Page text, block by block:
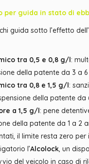
per guida in stato di
guida sotto l’effetto
tra 0,5 e 0,8 g/l:
della patente da 3 a 6
tra 0,8 e 1,5 g/l:
della patente da
a 1,5 g/l: pene
della patente da 1 a 2
il limite resta zero per
l’Alcolock, un
del veicolo in caso di